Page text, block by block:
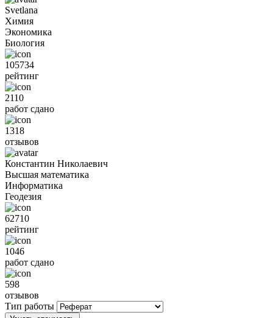
Svetlana
Химия
Экономика
Биология
105734
рейтинг
2110
работ сдано
1318
отзывов
Константин Николаевич
Высшая математика
Информатика
Геодезия
62710
рейтинг
1046
работ сдано
598
отзывов
Тип работы